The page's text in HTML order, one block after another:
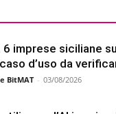
6 imprese siciliane
d’uso da
BitMAT - 03/08/2026